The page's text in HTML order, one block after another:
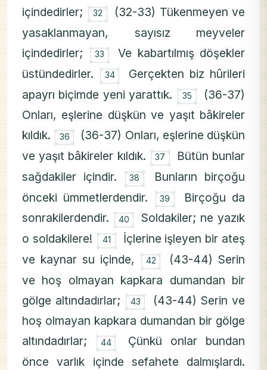
içindedirler; ۝
32
(32-33) Tükenmeyen ve
yasaklanmayan, sayısız meyveler
içindedirler; ۝
33
Ve kabartılmış döşekler
üstündedirler. ۝
34
Gerçekten biz hûrileri
apayrı biçimde yeni yarattık. ۝
35
(36-37)
Onları, eşlerine düşkün ve yaşıt bâkireler
kıldık. ۝
36
(36-37) Onları, eşlerine düşkün
ve yaşıt bâkireler kıldık. ۝
37
Bütün bunlar
sağdakiler içindir. ۝
38
Bunların birçoğu
önceki ümmetlerdendir. ۝
39
Birçoğu da
sonrakilerdendir. ۝
40
Soldakiler; ne yazık
o soldakilere! ۝
41
İçlerine işleyen bir ateş
ve kaynar su içinde, ۝
42
(43-44) Serin
ve hoş olmayan kapkara dumandan bir
gölge altındadırlar; ۝
43
(43-44) Serin ve
hoş olmayan kapkara dumandan bir gölge
altındadırlar; ۝
44
Çünkü onlar bundan
önce varlık içinde sefahete dalmışlardı.